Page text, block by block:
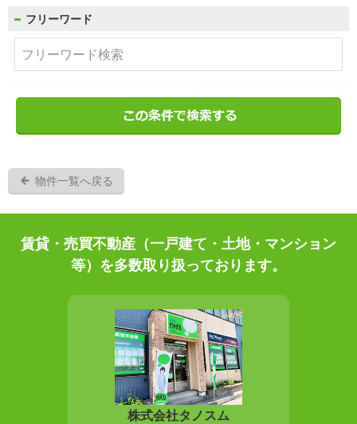
フリーワード
物件一覧へ戻る
賃貸・売買不動産（一戸建て・土地・マンション
等）を多数取り扱っております。
株式会社タノスム